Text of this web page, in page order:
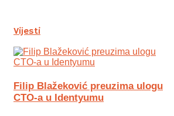
Vijesti
Filip Blažeković preuzima ulogu
CTO-a u Identyumu